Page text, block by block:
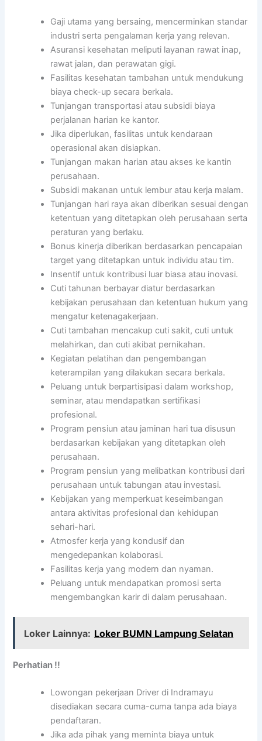
Gaji utama yang bersaing, mencerminkan standar
industri serta pengalaman kerja yang relevan.
Asuransi kesehatan meliputi layanan rawat inap,
rawat jalan, dan perawatan gigi.
Fasilitas kesehatan tambahan untuk mendukung
biaya check-up secara berkala.
Tunjangan transportasi atau subsidi biaya
perjalanan harian ke kantor.
Jika diperlukan, fasilitas untuk kendaraan
operasional akan disiapkan.
Tunjangan makan harian atau akses ke kantin
perusahaan.
Subsidi makanan untuk lembur atau kerja malam.
Tunjangan hari raya akan diberikan sesuai dengan
ketentuan yang ditetapkan oleh perusahaan serta
peraturan yang berlaku.
Bonus kinerja diberikan berdasarkan pencapaian
target yang ditetapkan untuk individu atau tim.
Insentif untuk kontribusi luar biasa atau inovasi.
Cuti tahunan berbayar diatur berdasarkan
kebijakan perusahaan dan ketentuan hukum yang
mengatur ketenagakerjaan.
Cuti tambahan mencakup cuti sakit, cuti untuk
melahirkan, dan cuti akibat pernikahan.
Kegiatan pelatihan dan pengembangan
keterampilan yang dilakukan secara berkala.
Peluang untuk berpartisipasi dalam workshop,
seminar, atau mendapatkan sertifikasi
profesional.
Program pensiun atau jaminan hari tua disusun
berdasarkan kebijakan yang ditetapkan oleh
perusahaan.
Program pensiun yang melibatkan kontribusi dari
perusahaan untuk tabungan atau investasi.
Kebijakan yang memperkuat keseimbangan
antara aktivitas profesional dan kehidupan
sehari-hari.
Atmosfer kerja yang kondusif dan
mengedepankan kolaborasi.
Fasilitas kerja yang modern dan nyaman.
Peluang untuk mendapatkan promosi serta
mengembangkan karir di dalam perusahaan.
Loker Lainnya: Loker BUMN Lampung Selatan
Perhatian !!
Lowongan pekerjaan Driver di Indramayu
disediakan secara cuma-cuma tanpa ada biaya
pendaftaran.
Jika ada pihak yang meminta biaya untuk